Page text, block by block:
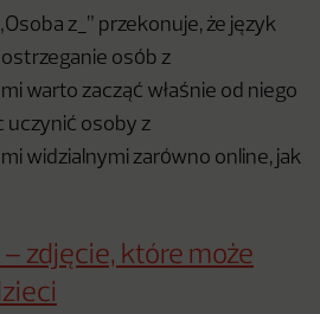
z_” przekonuje, że język
osób z
warto zacząć właśnie od niego
uczynić osoby z
widzialnymi zarówno online, jak
– zdjęcie, które może